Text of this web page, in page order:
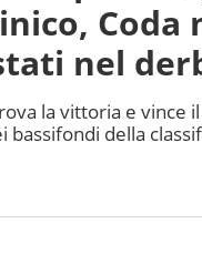
Coda
nel
la vittoria e vince
della